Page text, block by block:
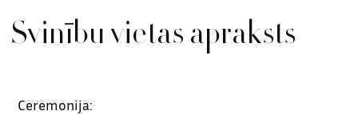
Svinību vietas apraksts
Ceremonija: